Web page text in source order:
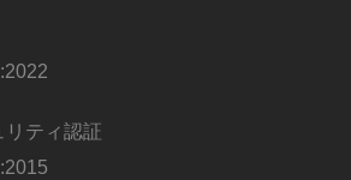
リティ認証